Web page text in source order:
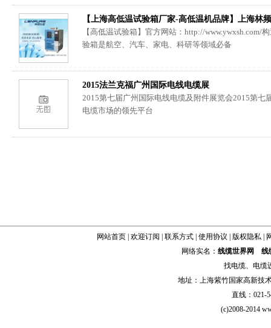
【上海高低温试验箱厂家-高低温机品牌】上海林频
【高低温试验箱】官方网站：http://www.ywxsh.com/
验箱是航空、汽车、家电、科研等领域必备
2015法兰克福广州国际电线电缆展
2015第七届广州国际电线电缆及附件展览会2015第七
电缆市场的领先平台
网站首页| 欢迎订阅 联系方式| 使用协议 版权隐私|
网络实名： 线缆世界网
线
找电缆、 电缆
地址：上海紫竹国家高新技
直线：021-
(c)2008-2014